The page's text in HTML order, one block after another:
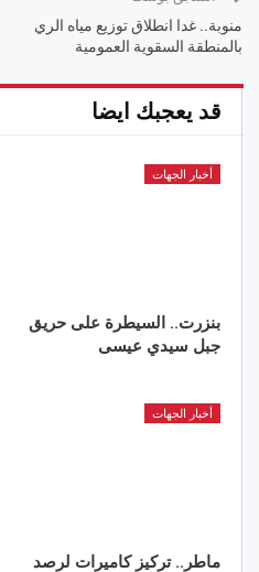
منوبة.. غدا انطلاق توزيع مياه الري
بالمنطقة السقوية العمومية
قد يعجبك ايضا
أخبار الجهات
بنزرت.. السيطرة على حريق
جبل سيدي عيسى
أخبار الجهات
ماطر.. تركيز كاميرات لرصد